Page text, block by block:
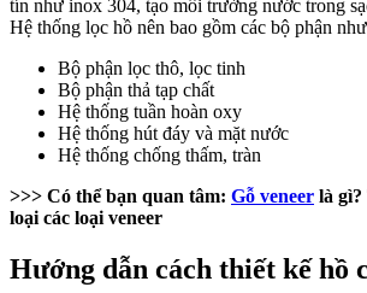
tín như inox 304, tạo môi trường nước trong
Hệ thống lọc hồ nên bao gồm các bộ phận
Bộ phận lọc thô, lọc tinh
Bộ phận thả tạp chất
Hệ thống tuần hoàn oxy
Hệ thống hút đáy và mặt nước
Hệ thống chống thấm, tràn
>>> Có thể bạn quan tâm: Gỗ veneer là gì?
loại các loại veneer
Hướng dẫn cách thiết kế hồ